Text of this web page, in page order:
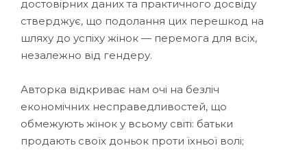
достовірних даних та практичного досвіду
стверджує, що подолання цих перешкод на
шляху до успіху жінок — перемога для всіх,
незалежно від гендеру.
Авторка відкриває нам очі на безліч
економічних несправедливостей, що
обмежують жінок у всьому світі: батьки
продають своїх доньок проти їхньої волі;